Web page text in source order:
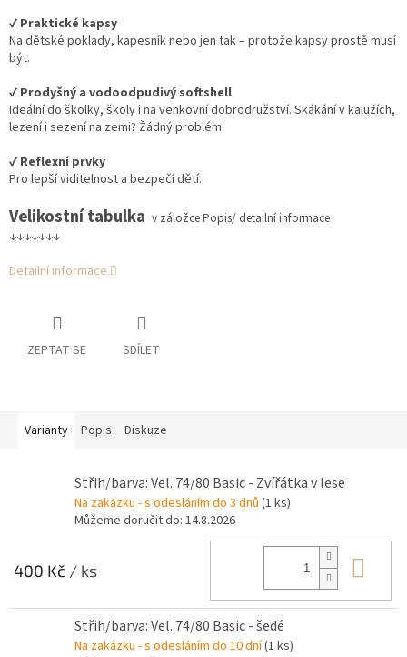
✔️ Praktické kapsy
Na dětské poklady, kapesník nebo jen tak – protože kapsy prostě musí
být.
✔️ Prodyšný a vodoodpudivý softshell
Ideální do školky, školy i na venkovní dobrodružství. Skákání v kalužích,
lezení i sezení na zemi? Žádný problém.
✔️ Reflexní prvky
Pro lepší viditelnost a bezpečí dětí.
Velikostní tabulka v záložce Popis/ detailní informace
↓↓↓↓↓↓↓
Detailní informace
ZEPTAT SE SDÍLET
Varianty Popis Diskuze
Střih/barva: Vel. 74/80 Basic - Zvířátka v lese
Na zakázku - s odesláním do 3 dnů (1 ks)
Můžeme doručit do: 14.8.2026
400 Kč / ks
Střih/barva: Vel. 74/80 Basic - šedé
Na zakázku - s odesláním do 10 dní(1 ks)